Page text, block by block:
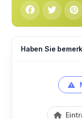
Haben Sie